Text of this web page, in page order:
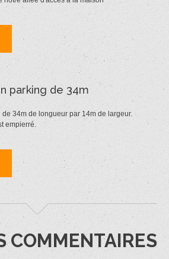
parking de 34m
34m de longueur par 14m de largeur.
empierré.
COMMENTAIRES